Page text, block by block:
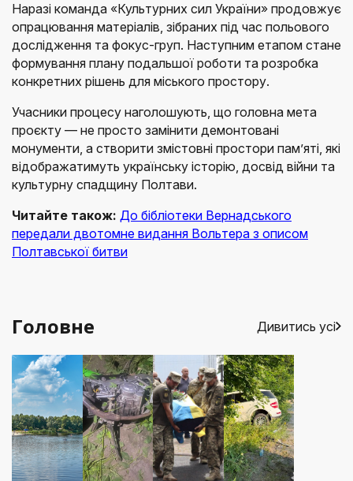
Наразі команда «Культурних сил України» продовжує
опрацювання матеріалів, зібраних під час польового
дослідження та фокус-груп. Наступним етапом стане
формування плану подальшої роботи та розробка
конкретних рішень для міського простору.
Учасники процесу наголошують, що головна мета
проєкту — не просто замінити демонтовані
монументи, а створити змістовні простори пам’яті, які
відображатимуть українську історію, досвід війни та
культурну спадщину Полтави.
Читайте також: До бібліотеки Вернадського
передали двотомне видання Вольтера з описом
Полтавської битви
Головне Дивитись усі